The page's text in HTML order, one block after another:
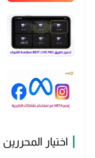
اختيار المحررين